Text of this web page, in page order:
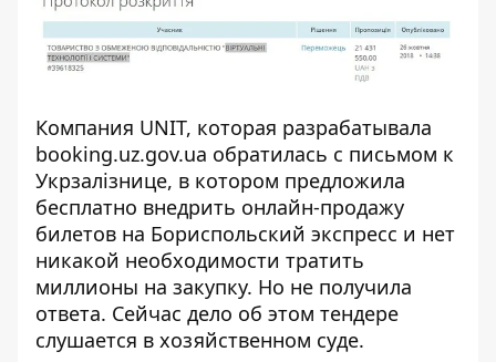
Компания UNIT, которая разрабатывала
booking.uz.gov.ua обратилась с письмом к
Укрзалізнице, в котором предложила
бесплатно внедрить онлайн-продажу
билетов на Бориспольский экспресс и нет
никакой необходимости тратить
миллионы на закупку. Но не получила
ответа. Сейчас дело об этом тендере
слушается в хозяйственном суде.